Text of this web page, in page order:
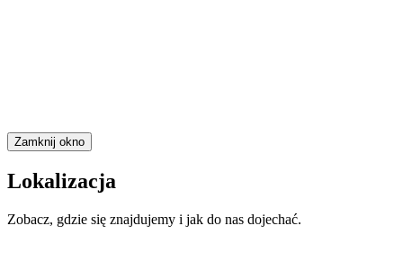
Zamknij okno
Lokalizacja
Zobacz, gdzie się znajdujemy i jak do nas dojechać.